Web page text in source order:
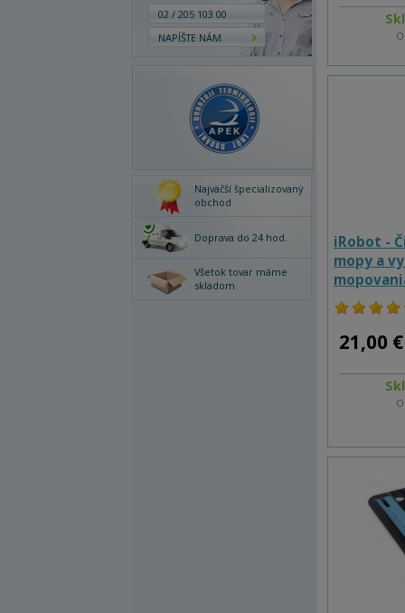
02 / 205 103 00
NAPÍŠTE NÁM
Najväčší špecializovaný
obchod
Doprava do 24 hod.
Všetok tovar máme
skladom
iRobot -
mopy a
21,00 €